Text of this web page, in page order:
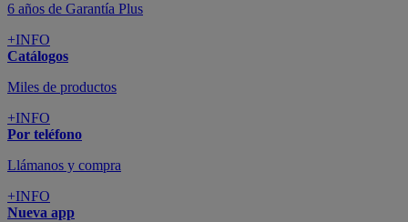
6 años de Garantía Plus
+INFO
Catálogos
Miles de productos
+INFO
Por teléfono
Llámanos y compra
+INFO
Nueva app